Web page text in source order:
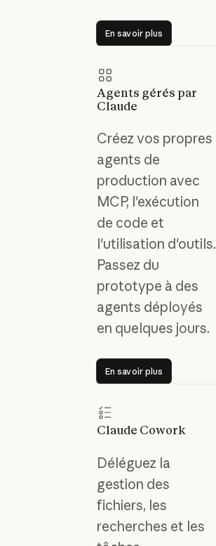
En savoir plus
En savoir plus
Agents gérés par
Claude
Créez vos propres
agents de
production avec
MCP, l'exécution
de code et
l'utilisation d'outils.
Passez du
prototype à des
agents déployés
en quelques jours.
En savoir plus
En savoir plus
Claude Cowork
Déléguez la
gestion des
fichiers, les
recherches et les